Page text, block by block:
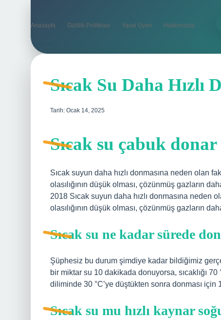
Anasayfa Gizlilik Politikası Yasal Uyarı Hakkımızda
Sıcak Su Daha Hızlı
Tarih: Ocak 14, 2025
Sıcak su çabuk donar
Sıcak suyun daha hızlı donmasına neden olan
olasılığının düşük olması, çözünmüş gazların
2018 Sıcak suyun daha hızlı donmasına neden
olasılığının düşük olması, çözünmüş gazların
Sıcak su ne kadar sürede
Şüphesiz bu durum şimdiye kadar bildiğimiz
bir miktar su 10 dakikada donuyorsa, sıcaklığı
diliminde 30 °C’ye düştükten sonra donması
Sıcak su mu hızlı kaynar